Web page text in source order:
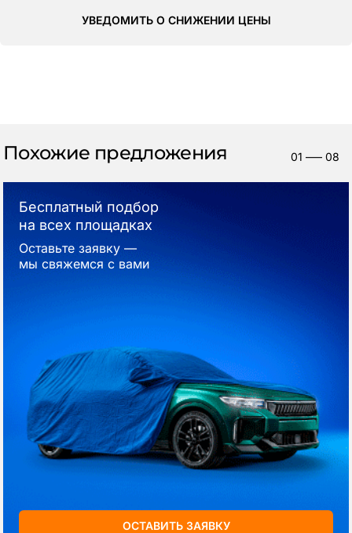
УВЕДОМИТЬ О СНИЖЕНИИ ЦЕНЫ
Похожие предложения 01 —– 08
Бесплатный подбор
на всех площадках
Оставьте заявку —
мы свяжемся с вами
ОСТАВИТЬ ЗАЯВКУ